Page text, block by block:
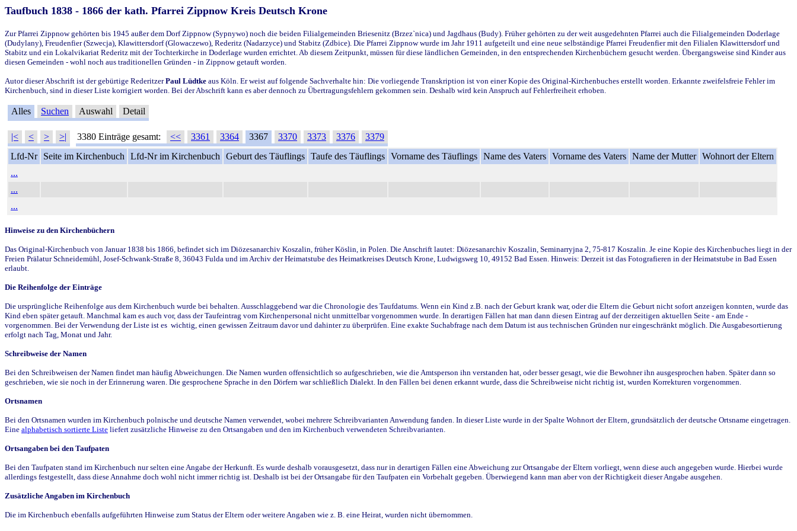
Taufbuch 1838 - 1866 der kath. Pfarrei Zippnow Kreis Deutsch Krone
Zur Pfarrei Zippnow gehörten bis 1945 außer dem Dorf Zippnow (Sypnywo) noch die beiden Filialgemeinden Briesenitz (Brzez`nica) und Jagdhaus (Budy). Früher gehörten zu der weit ausgedehnten Pfarrei auch die Filialgemeinden Doderlage
(Dudylany), Freudenfier (Szwecja), Klawittersdorf (Glowaczewo), Rederitz (Nadarzyce) und Stabitz (Zdbice). Die Pfarrei Zippnow wurde im Jahr 1911 aufgeteilt und eine neue selbständige Pfarrei Freudenfier mit den Filialen Klawittersdorf und
Stabitz und ein Lokalvikariat Rederitz mit der Tochterkirche in Doderlage wurden errichtet. Ab diesem Zeitpunkt, müssen für diese ländlichen Gemeinden, in den entsprechenden Kirchenbüchern gesucht werden. Übergangsweise sind Kinder aus
diesen Gemeinden - wohl noch aus traditionellen Gründen - in Zippnow getauft worden.
Autor dieser Abschrift ist der gebürtige RederitzerPaul Lüdtke aus Köln. Er weist auf folgende Sachverhalte hin: Die vorliegende Transkription ist von einer Kopie des Original-Kirchenbuches erstellt worden. Erkannte zweifelsfreie Fehler im
Kirchenbuch, sind in dieser Liste korrigiert worden. Bei der Abschrift kann es aber dennoch zu Übertragungsfehlern gekommen sein. Deshalb wird kein Anspruch auf Fehlerfreiheit erhoben.
Alles Suchen Auswahl Detail
|< < > >| 3380 Einträge gesamt: << 3361 3364 3367 3370 3373 3376
3379
Lfd-Nr
Seite im Kirchenbuch Lfd-Nr im Kirchenbuch Geburt des Täuflings Taufe des Täuflings Vorname des Täuflings Name des Vaters Vorname des Vaters Name der Mutter Wohnort der Eltern
...
...
...
Hinweise zu den Kirchenbüchern
Das Original-Kirchenbuch von Januar 1838 bis 1866, befindet sich im Diözesanarchiv Koszalin, früher Köslin, in Polen. Die Anschrift lautet: Diözesanarchiv Koszalin, Seminarryjna 2, 75-817 Koszalin. Je eine Kopie des Kirchenbuches liegt in der
Freien Prälatur Schneidemühl, Josef-Schwank-Straße 8, 36043 Fulda und im Archiv der Heimatstube des Heimatkreises Deutsch Krone, Ludwigsweg 10, 49152 Bad Essen. Hinweis: Derzeit ist das Fotografieren in der Heimatstube in Bad Essen
erlaubt.
Die Reihenfolge der Einträge
Die ursprüngliche Reihenfolge aus dem Kirchenbuch wurde bei behalten. Ausschlaggebend war die Chronologie des Taufdatums. Wenn ein Kind z.B. nach der Geburt krank war, oder die Eltern die Geburt nicht sofort anzeigen konnten, wurde das
Kind eben später getauft. Manchmal kam es auch vor, dass der Taufeintrag vom Kirchenpersonal nicht unmittelbar vorgenommen wurde. In derartigen Fällen hat man dann diesen Eintrag auf der derzeitigen aktuellen Seite - am Ende -
vorgenommen. Bei der Verwendung der Liste ist es wichtig, einen gewissen Zeitraum davor und dahinter zu überprüfen. Eine exakte Suchabfrage nach dem Datum ist aus technischen Gründen nur eingeschränkt möglich. Die Ausgabesortierung
erfolgt nach Tag, Monat und Jahr.
Schreibweise der Namen
Bei den Schreibweisen der Namen findet man häufig Abweichungen. Die Namen wurden offensichtlich so aufgeschrieben, wie die Amtsperson ihn verstanden hat, oder besser gesagt, wie die Bewohner ihn ausgesprochen haben. Später dann so
geschrieben, wie sie noch in der Erinnerung waren. Die gesprochene Sprache in den Dörfern war schließlich Dialekt. In den Fällen bei denen erkannt wurde, dass die Schreibweise nicht richtig ist, wurden Korrekturen vorgenommen.
Ortsnamen
Bei den Ortsnamen wurden im Kirchenbuch polnische und deutsche Namen verwendet, wobei mehrere Schreibvarianten Anwendung fanden. In dieser Liste wurde in der Spalte Wohnort der Eltern, grundsätzlich der deutsche Ortsname eingetragen.
Eine alphabetisch sortierte Liste liefert zusätzliche Hinweise zu den Ortsangaben und den im Kirchenbuch verwendeten Schreibvarianten.
Ortsangaben bei den Taufpaten
Bei den Taufpaten stand im Kirchenbuch nur selten eine Angabe der Herkunft. Es wurde deshalb vorausgesetzt, dass nur in derartigen Fällen eine Abweichung zur Ortsangabe der Eltern vorliegt, wenn diese auch angegeben wurde. Hierbei wurde
allerdings festgestellt, dass diese Annahme doch wohl nicht immer richtig ist. Deshalb ist bei der Ortsangabe für den Taufpaten ein Vorbehalt gegeben. Überwiegend kann man aber von der Richtigkeit dieser Angabe ausgehen.
Zusätzliche Angaben im Kirchenbuch
Die im Kirchenbuch ebenfalls aufgeführten Hinweise zum Status der Eltern oder weitere Angaben wie z. B. eine Heirat, wurden nicht übernommen.